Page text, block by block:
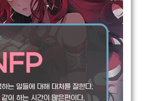
하는 일들에 대해 대처를 잘한다.
같이 하는 시간이 많은편이다.